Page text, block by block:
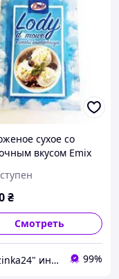
сухое со
вкусом Emix
₴
Смотреть
"Korzinka24" интернет магазин 99%